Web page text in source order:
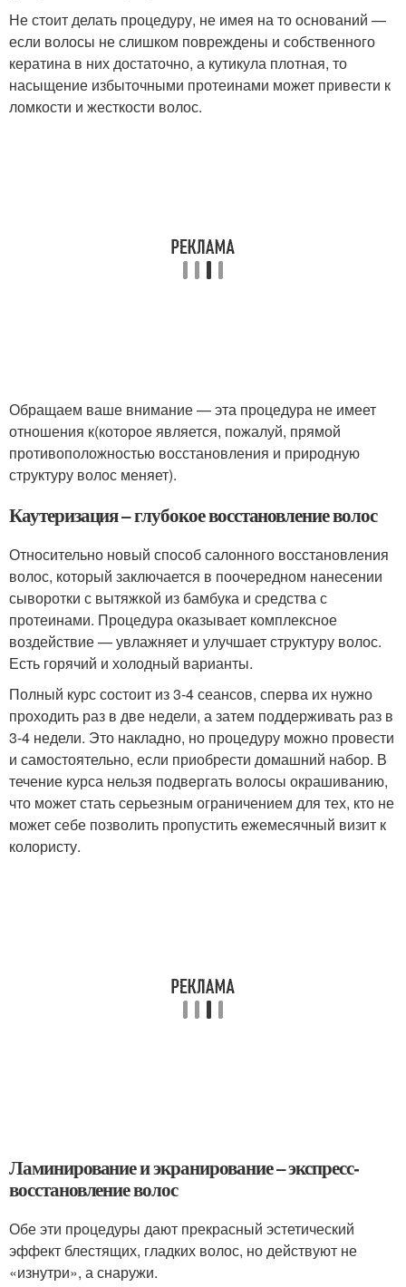
Не стоит делать процедуру, не имея на то оснований —
если волосы не слишком повреждены и собственного
кератина в них достаточно, а кутикула плотная, то
насыщение избыточными протеинами может привести к
ломкости и жесткости волос.
Обращаем ваше внимание — эта процедура не имеет
отношения к(которое является, пожалуй, прямой
противоположностью восстановления и природную
структуру волос меняет).
Каутеризация – глубокое восстановление волос
Относительно новый способ салонного восстановления
волос, который заключается в поочередном нанесении
сыворотки с вытяжкой из бамбука и средства с
протеинами. Процедура оказывает комплексное
воздействие — увлажняет и улучшает структуру волос.
Есть горячий и холодный варианты.
Полный курс состоит из 3-4 сеансов, сперва их нужно
проходить раз в две недели, а затем поддерживать раз в
3-4 недели. Это накладно, но процедуру можно провести
и самостоятельно, если приобрести домашний набор. В
течение курса нельзя подвергать волосы окрашиванию,
что может стать серьезным ограничением для тех, кто не
может себе позволить пропустить ежемесячный визит к
колористу.
Ламинирование и экранирование – экспресс-
восстановление волос
Обе эти процедуры дают прекрасный эстетический
эффект блестящих, гладких волос, но действуют не
«изнутри», а снаружи.